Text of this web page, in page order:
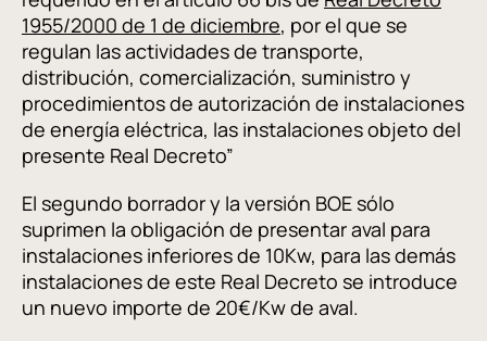
1955/2000 de 1 de diciembre, por el que se
regulan las actividades de transporte,
distribución, comercialización, suministro y
procedimientos de autorización de instalaciones
de energía eléctrica, las instalaciones objeto del
presente Real Decreto”
El segundo borrador y la versión BOE sólo
suprimen la obligación de presentar aval para
instalaciones inferiores de 10Kw, para las demás
instalaciones de este Real Decreto se introduce
un nuevo importe de 20€/Kw de aval.